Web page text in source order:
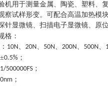
机用于测量金属、陶瓷、塑料、
察试样形变。可配合高温加热模
针显微镜、扫描电子显微镜、原位
格：
10N、 20N、 50N、 200N、 500N、
±0.5% ；
1/500000FS ；
；